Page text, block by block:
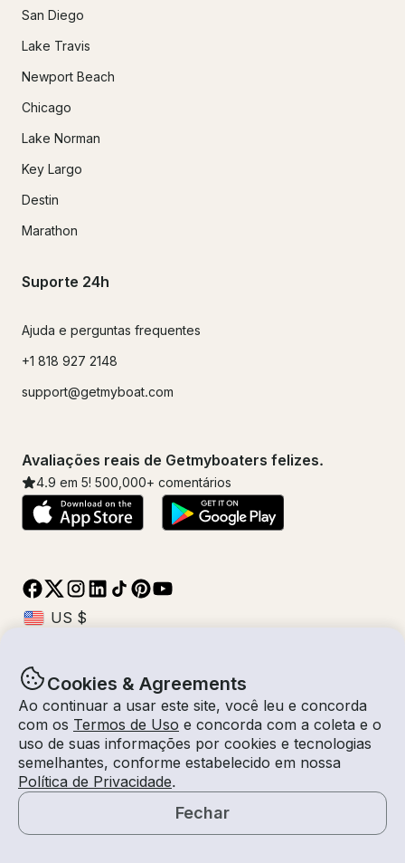
Cookies & Agreements
Ao continuar a usar este site, você leu e concorda
com os Termos de Uso e concorda com a coleta e o
uso de suas informações por cookies e tecnologias
semelhantes, conforme estabelecido em nossa
Política de Privacidade.
Fechar
San Diego
Lake Travis
Newport Beach
Chicago
Lake Norman
Key Largo
Destin
Marathon
Suporte 24h
Ajuda e perguntas frequentes
+1 818 927 2148
support@getmyboat.com
Avaliações reais de Getmyboaters felizes.
4.9 em 5! 500,000+ comentários
© Getmyboat 2026TermosPrivacidade
07 - 13 ago 2026
7 dias2 Convidados
Com Capitão
$1,947 /dia
Solicitar um Orçamento